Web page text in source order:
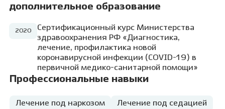
дополнительное образование
2020
Сертификационный курс Министерства
здравоохранения РФ «Диагностика,
лечение, профилактика новой
коронавирусной инфекции (COVID-19) в
первичной медико-санитарной помощи»
Профессиональные навыки
Лечение под наркозом Лечение под седацией